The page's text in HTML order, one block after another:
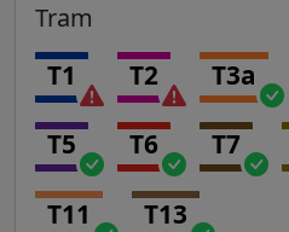
Tram
T1 T2 T3a
T5 T6 T7
T11 T13